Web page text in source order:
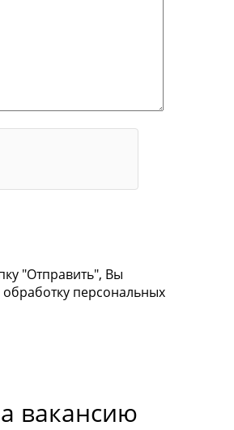
"Отправить", Вы
обработку персональных
вакансию